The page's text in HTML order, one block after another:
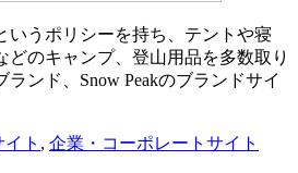
いうポリシーを持ち、テントや寝
どのキャンプ、登山用品を多数取り
ンド、Snow Peakのブランドサイ
ト , 企業・コーポレートサイト